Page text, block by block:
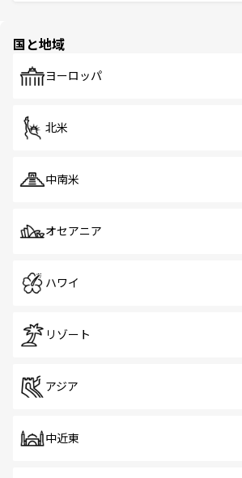
で、ホーカーズは地元の風情を楽し
国と地域
ヨーロッパ
北米
中南米
オセアニア
ハワイ
リゾート
アジア
中近東